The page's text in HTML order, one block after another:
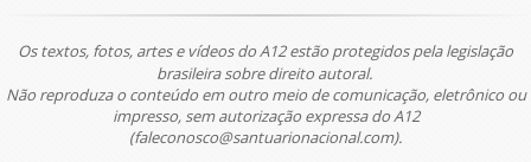
Os textos, fotos, artes e vídeos do A12 estão protegidos pela legislação
brasileira sobre direito autoral.
Não reproduza o conteúdo em outro meio de comunicação, eletrônico ou
impresso, sem autorização expressa do A12
(faleconosco@santuarionacional.com).